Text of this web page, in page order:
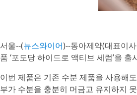
서울--(뉴스와이어)--동아제약(대표이
품 ‘포도당 하이드로 액티브 세럼’을
이번 제품은 기존 수분 제품을 사용해
부가 수분을 충분히 머금고 유지하지